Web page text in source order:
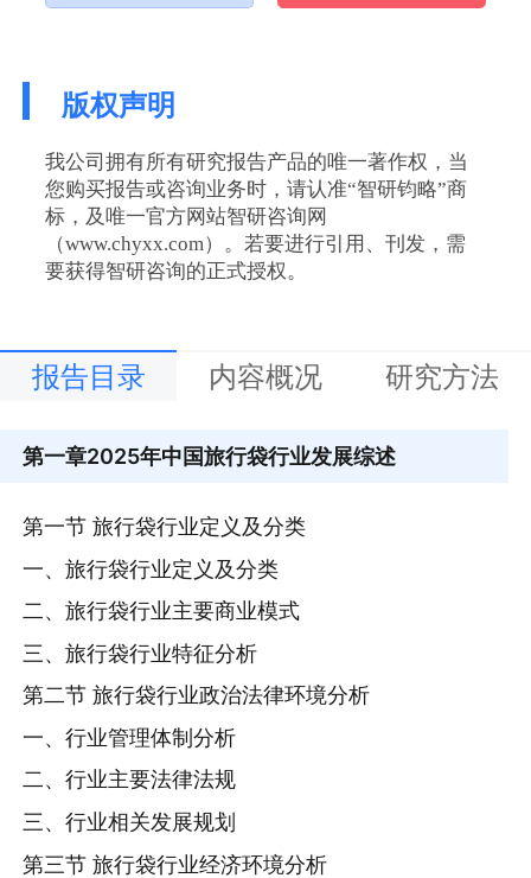
版权声明
我公司拥有所有研究报告产品的唯一著作权，当
您购买报告或咨询业务时，请认准“智研钧略”商
标，及唯一官方网站智研咨询网
（www.chyxx.com）。若要进行引用、刊发，需
要获得智研咨询的正式授权。
报告目录 内容概况 研究方法
第一章2025年中国旅行袋行业发展综述
第一节 旅行袋行业定义及分类
一、旅行袋行业定义及分类
二、旅行袋行业主要商业模式
三、旅行袋行业特征分析
第二节 旅行袋行业政治法律环境分析
一、行业管理体制分析
二、行业主要法律法规
三、行业相关发展规划
第三节 旅行袋行业经济环境分析